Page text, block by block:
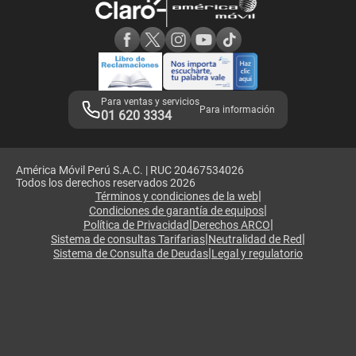
Adquirientes iPhone 6, 6S y SE
Mensaje de Seguridad
Términos y Condiciones de Tienda Claro
Libro de Reclamaciones
Legales de marketplace
Para ventas y servicios
01 620 3334 Para información
América Móvil Perú S.A.C. | RUC 20467534026
Todos los derechos reservados 2026
Términos y condiciones de la web|
Condiciones de garantía de equipos|
Política de Privacidad|Derechos ARCO|
Sistema de consultas Tarifarias|Neutralidad de Red|
Sistema de Consulta de Deudas|Legal y regulatorio